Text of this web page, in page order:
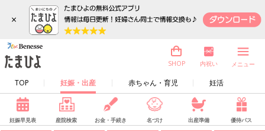
×
TOP 妊娠・出産 赤ちゃん・育児 妊活
SHOP 内祝い メニュー
妊娠早見表 産院検索 お金・手続き 名づけ 出産準備 優待パス